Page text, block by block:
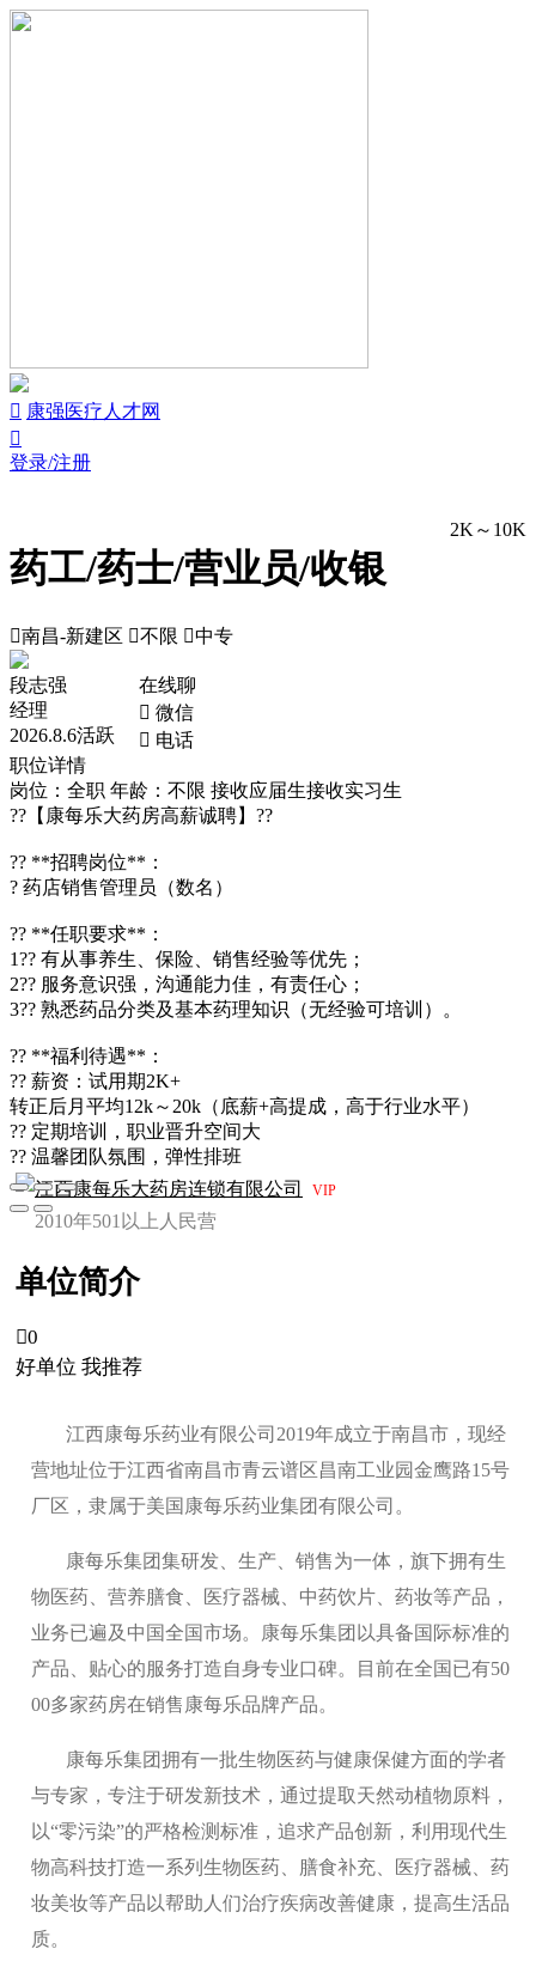
 康强医疗人才网

登录/注册
药工/药士/营业员/收银
2K～10K
南昌-新建区 不限 中专
段志强
经理
2026.8.6活跃
在线聊
 微信
 电话
职位详情
岗位：全职 年龄：不限 接收应届生接收实习生
??【康每乐大药房高薪诚聘】??
?? **招聘岗位**：
? 药店销售管理员（数名）
?? **任职要求**：
1?? 有从事养生、保险、销售经验等优先；
2?? 服务意识强，沟通能力佳，有责任心；
3?? 熟悉药品分类及基本药理知识（无经验可培训）。
?? **福利待遇**：
?? 薪资：试用期2K+
转正后月平均12k～20k（底薪+高提成，高于行业水平）
?? 定期培训，职业晋升空间大
?? 温馨团队氛围，弹性排班
江西康每乐大药房连锁有限公司
VIP
2010年501以上人 民营
单位简介
0
好单位 我推荐
江西康每乐药业有限公司2019年成立于南昌市，现经
营地址位于江西省南昌市青云谱区昌南工业园金鹰路15号
厂区，隶属于美国康每乐药业集团有限公司。
康每乐集团集研发、生产、销售为一体，旗下拥有生
物医药、营养膳食、医疗器械、中药饮片、药妆等产品，
业务已遍及中国全国市场。康每乐集团以具备国际标准的
产品、贴心的服务打造自身专业口碑。目前在全国已有50
00多家药房在销售康每乐品牌产品。
康每乐集团拥有一批生物医药与健康保健方面的学者
与专家，专注于研发新技术，通过提取天然动植物原料，
以“零污染”的严格检测标准，追求产品创新，利用现代生
物高科技打造一系列生物医药、膳食补充、医疗器械、药
妆美妆等产品以帮助人们治疗疾病改善健康，提高生活品
质。